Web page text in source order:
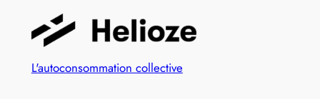
L'autoconsommation collective